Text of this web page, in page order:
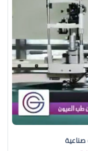
صناعية